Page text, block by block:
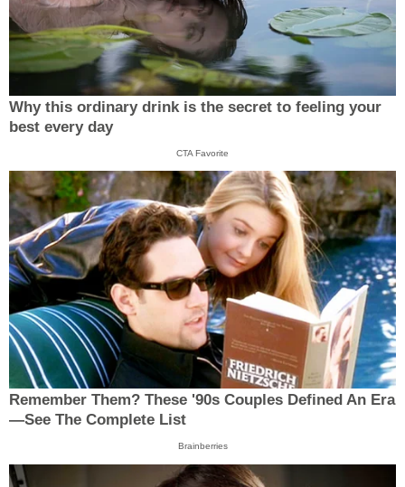
Why this ordinary drink is the secret to feeling your
best every day
CTA Favorite
Remember Them? These '90s Couples Defined An Era
—See The Complete List
Brainberries